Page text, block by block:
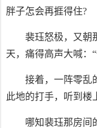
胖子怎会再捱得住?
裴珏怒极，又朝
天，痛得高声大喊：
接着，一阵零乱
此地的打手，听到楼
哪知裴珏那房间